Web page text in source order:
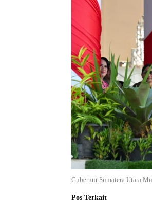
Gubernur Sumatera Utara
Pos Terkait